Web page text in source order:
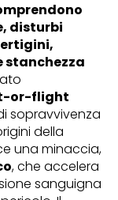
disturbi
stanchezza
or-flight
sopravvivenza
della
una minaccia,
, che accelera
sanguigna